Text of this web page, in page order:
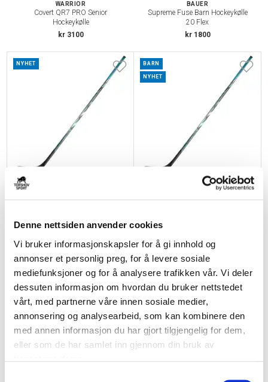
Denne nettsiden anvender cookies
Vi bruker informasjonskapsler for å gi innhold og
annonser et personlig preg, for å levere sosiale
mediefunksjoner og for å analysere trafikken vår. Vi deler
dessuten informasjon om hvordan du bruker nettstedet
vårt, med partnerne våre innen sosiale medier,
annonsering og analysearbeid, som kan kombinere den
med annen informasjon du har gjort tilgjengelig for dem,
eller som de har samlet inn gjennom din bruk av
WARRIOR
Covert QR7 PRO Senior
Hockeykølle
kr 3100
BAUER
Supreme Fuse Barn Hockeykølle
20 Flex
kr 1800
NYHET
Supreme Fuse Int. Hockeykølle
BARN
NYHET
Supreme Fuse Barn Hockeykølle